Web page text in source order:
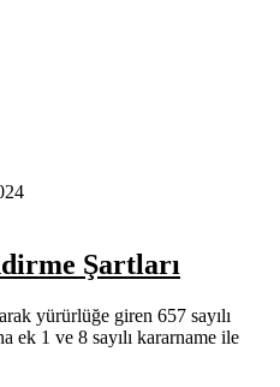
Şartları
yürürlüğe giren 657 sayılı
ek 1 ve 8 sayılı kararname ile